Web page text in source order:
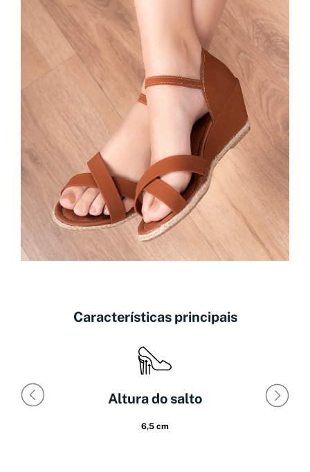
Características principais
Altura do salto
6,5 cm